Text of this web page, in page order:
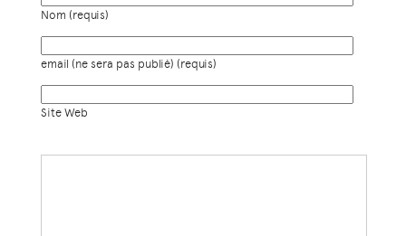
Nom (requis)
email (ne sera pas publié) (requis)
Site Web